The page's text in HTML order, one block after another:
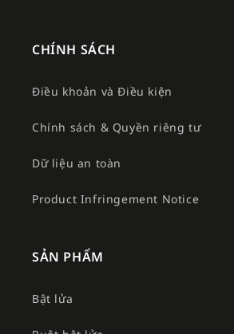
CHÍNH SÁCH
Điều khoản và Điều kiện
Chính sách & Quyền riêng tư
Dữ liệu an toàn
Product Infringement Notice
SẢN PHẨM
Bật lửa